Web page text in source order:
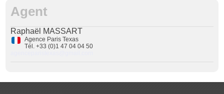
Agent
Raphaël MASSART
Agence Paris Texas
Tél. +33 (0)1 47 04 04 50